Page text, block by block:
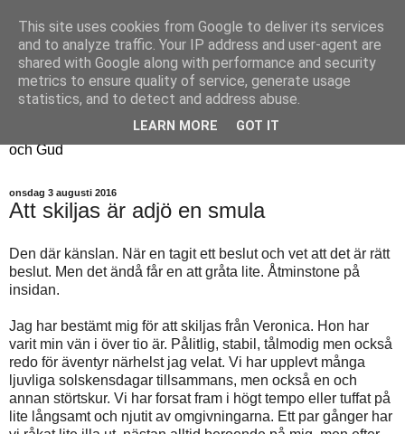
Fyren
Fyren finns för att sprida ljus i mörkret
För att påminna om guldkanterna i tillvaron
Här samsas jakt, hantverk, odling, och andra tankar om livet
och Gud
onsdag 3 augusti 2016
Att skiljas är adjö en smula
Den där känslan. När en tagit ett beslut och vet att det är rätt
beslut. Men det ändå får en att gråta lite. Åtminstone på
insidan.
Jag har bestämt mig för att skiljas från Veronica. Hon har
varit min vän i över tio är. Pålitlig, stabil, tålmodig men också
redo för äventyr närhelst jag velat. Vi har upplevt många
ljuvliga solskensdagar tillsammans, men också en och
annan störtskur. Vi har forsat fram i högt tempo eller tuffat på
lite långsamt och njutit av omgivningarna. Ett par gånger har
This site uses cookies from Google to deliver its services
and to analyze traffic. Your IP address and user-agent are
shared with Google along with performance and security
metrics to ensure quality of service, generate usage
statistics, and to detect and address abuse.
LEARN MORE GOT IT